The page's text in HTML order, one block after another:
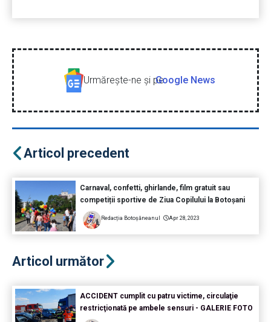
Urmăreşte-ne şi peGoogle News
Articol precedent
Carnaval, confetti, ghirlande, film gratuit sau
competiții sportive de Ziua Copilului la Botoșani
Redacția Botoșăneanul Apr 28, 2023
Articol următor
ACCIDENT cumplit cu patru victime, circulaţie
restricţionată pe ambele sensuri - GALERIE FOTO